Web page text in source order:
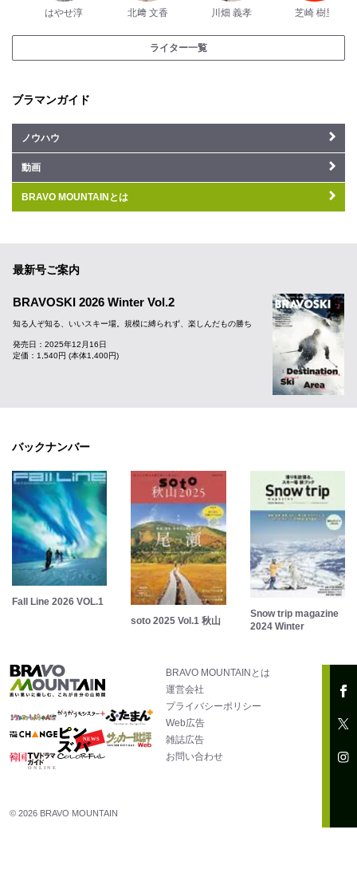
はやせ淳 北﨑 文香 川畑 義孝 芝崎 樹里
ライター一覧
ブラマンガイド
ノウハウ
動画
BRAVO MOUNTAINとは
最新号ご案内
BRAVOSKI 2026 Winter Vol.2
知る人ぞ知る、いいスキー場。規模に縛られず、楽しんだもの勝ち
発売日：2025年12月16日
定価：1,540円 (本体1,400円)
バックナンバー
Fall Line 2026 VOL.1
soto 2025 Vol.1 秋山
Snow trip magazine
2024 Winter
BRAVO MOUNTAINとは
運営会社
プライバシーポリシー
Web広告
雑誌広告
お問い合わせ
© 2026 BRAVO MOUNTAIN